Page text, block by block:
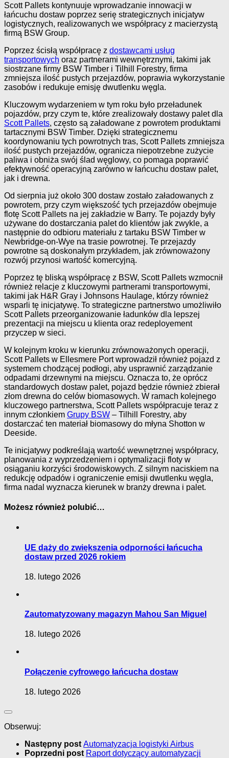
Scott Pallets kontynuuje wprowadzanie innowacji w
łańcuchu dostaw poprzez serię strategicznych inicjatyw
logistycznych, realizowanych we współpracy z macierzystą
firmą BSW Group.
Poprzez ścisłą współpracę z dostawcami usług
transportowych oraz partnerami wewnętrznymi, takimi jak
siostrzane firmy BSW Timber i Tilhill Forestry, firma
zmniejsza ilość pustych przejazdów, poprawia wykorzystanie
zasobów i redukuje emisję dwutlenku węgla.
Kluczowym wydarzeniem w tym roku było przeładunek
pojazdów, przy czym te, które zrealizowały dostawy palet dla
Scott Pallets, często są załadowane z powrotem produktami
tartacznymi BSW Timber. Dzięki strategicznemu
koordynowaniu tych powrotnych tras, Scott Pallets zmniejsza
ilość pustych przejazdów, ogranicza niepotrzebne zużycie
paliwa i obniża swój ślad węglowy, co pomaga poprawić
efektywność operacyjną zarówno w łańcuchu dostaw palet,
jak i drewna.
Od sierpnia już około 300 dostaw zostało załadowanych z
powrotem, przy czym większość tych przejazdów obejmuje
flotę Scott Pallets na jej zakładzie w Barry. Te pojazdy były
używane do dostarczania palet do klientów jak zwykle, a
następnie do odbioru materiału z tartaku BSW Timber w
Newbridge-on-Wye na trasie powrotnej. Te przejazdy
powrotne są doskonałym przykładem, jak zrównoważony
rozwój przynosi wartość komercyjną.
Poprzez tę bliską współpracę z BSW, Scott Pallets wzmocnił
również relacje z kluczowymi partnerami transportowymi,
takimi jak H&R Gray i Johnsons Haulage, którzy również
wsparli tę inicjatywę. To strategiczne partnerstwo umożliwiło
Scott Pallets przeorganizowanie ładunków dla lepszej
prezentacji na miejscu u klienta oraz redeployement
przyczep w sieci.
W kolejnym kroku w kierunku zrównoważonych operacji,
Scott Pallets w Ellesmere Port wprowadził również pojazd z
systemem chodzącej podłogi, aby usprawnić zarządzanie
odpadami drzewnymi na miejscu. Oznacza to, że oprócz
standardowych dostaw palet, pojazd będzie również zbierał
złom drewna do celów biomasowych. W ramach kolejnego
kluczowego partnerstwa, Scott Pallets współpracuje teraz z
innym członkiem Grupy BSW – Tilhill Forestry, aby
dostarczać ten materiał biomasowy do młyna Shotton w
Deeside.
Te inicjatywy podkreślają wartość wewnętrznej współpracy,
planowania z wyprzedzeniem i optymalizacji floty w
osiąganiu korzyści środowiskowych. Z silnym naciskiem na
redukcję odpadów i ograniczenie emisji dwutlenku węgla,
firma nadal wyznacza kierunek w branży drewna i palet.
Możesz również polubić…
UE dąży do zwiększenia odporności łańcucha
dostaw przed 2026 rokiem
18. lutego 2026
Zautomatyzowany magazyn Mahou San Miguel
18. lutego 2026
Połączenie cyfrowego łańcucha dostaw
18. lutego 2026
Obserwuj:
Następny post Automatyzacja logistyki Airbus
Poprzedni post Raport dotyczący automatyzacji